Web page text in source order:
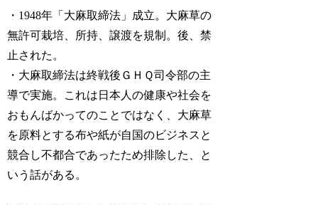
・1948年「大麻取締法」成立。大麻草の
無許可栽培、所持、譲渡を規制。後、禁
止された。
・大麻取締法は終戦後ＧＨＱ司令部の主
導で実施。これは日本人の健康や社会を
おもんばかってのことではなく、大麻草
を原料とする布や紙が自国のビジネスと
競合し不都合であったため排除した、と
いう話がある。